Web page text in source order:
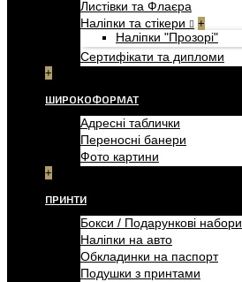
Листівки та Флаєра
Наліпки та стікери
+
Наліпки "Прозорі"
Сертифікати та дипломи
+
ШИРОКОФОРМАТ
Адресні таблички
Переносні банери
Фото картини
+
ПРИНТИ
Бокси / Подарункові набори
Наліпки на авто
Обкладинки на паспорт
Подушки з принтами